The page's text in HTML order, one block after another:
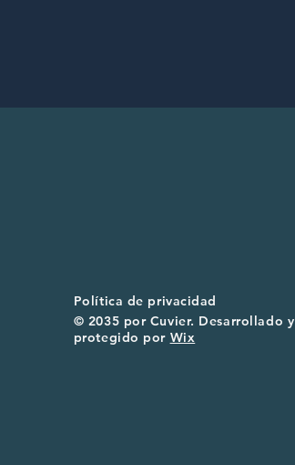
Política de privacidad
© 2035 por Cuvier. Desarrollado y
protegido por Wix